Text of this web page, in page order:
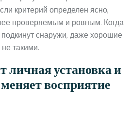
критерий определен ясно,
проверяемым и ровным. Когда
снаружи, даже хорошие
такими.
личная установка и
восприятие